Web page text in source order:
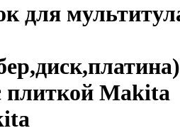
для
плиткой Makita